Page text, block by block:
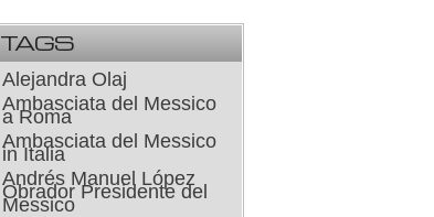
TAGS
Alejandra Olaj
Ambasciata del Messico
a Roma
Ambasciata del Messico
in Italia
Andrés Manuel López
Obrador Presidente del
Messico